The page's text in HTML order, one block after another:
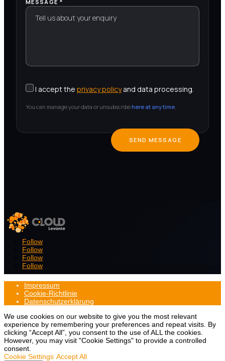
MESSAGE *
I accept the privacy policyand data processing.
You can manage your data or unsubscribe here at any time
Follow
Follow
Follow
Follow
Impressum
Cookie-Richtlinie
Datenschutzerklärung
We use cookies on our website to give you the most relevant
experience by remembering your preferences and repeat visits. By
clicking “Accept All”, you consent to the use of ALL the cookies.
However, you may visit "Cookie Settings" to provide a controlled
consent.
Cookie Settings Accept All